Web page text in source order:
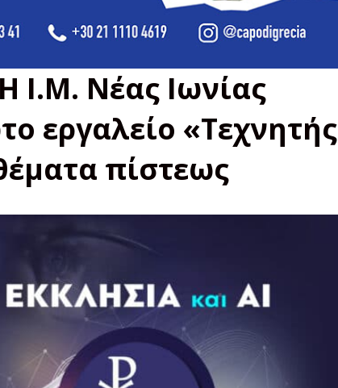
Ι.Μ. Νέας Ιωνίας
εργαλείο «Τεχνητής
πίστεως